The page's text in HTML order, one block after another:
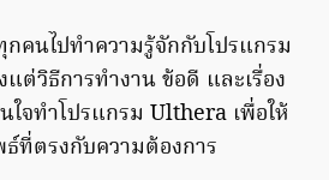
คนไปทำความรู้จักกับโปรแกรม
ต่วิธีการทำงาน ข้อดี และเรื่อง
จทำโปรแกรม Ulthera เพื่อให้
ที่ตรงกับความต้องการ